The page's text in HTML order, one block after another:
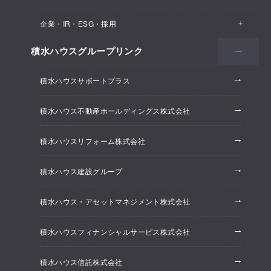
保育所・教育支援施設
オフィス・事務所
建築実例
オフィス系開発事業
ホテル系開発事業
大規模開発事業
賃貸マンション開発事業
企業・IR・ESG・採用
会社情報
株主・投資家情報
ESG経営
研究開発
採用情報
ニュースリリース
積水ハウスグループリンク
積水ハウスサポートプラス
積水ハウス不動産ホールディングス株式会社
積水ハウスリフォーム株式会社
積水ハウス建設グループ
積水ハウス・アセットマネジメント株式会社
積水ハウスフィナンシャルサービス株式会社
積水ハウス信託株式会社